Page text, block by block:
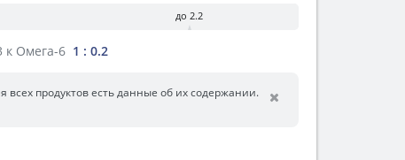
до 2.2
к Омега-6 1 : 0.2
продуктов есть данные об их содержании.